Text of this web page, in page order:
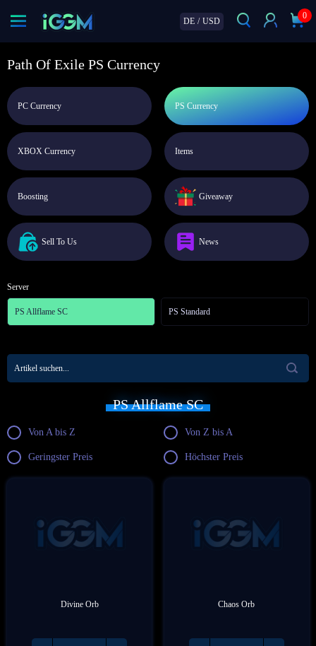
DE / USD
0
Path Of Exile PS Currency
PC Currency PS Currency
XBOX Currency Items
Boosting Giveaway
Sell To Us News
Server
PS Allflame SC PS Standard
PS Allflame SC
Von A bis Z Von Z bis A
Geringster Preis Höchster Preis
Divine Orb Chaos Orb